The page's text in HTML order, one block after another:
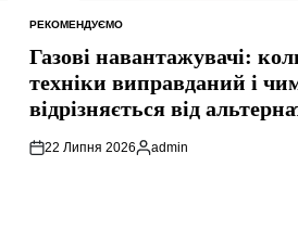
ОПУБЛІКУВАТИ
РЕКОМЕНДУЄМО
Газові навантажувачі:
техніки виправданий і
відрізняється від
22 Липня 2026
Опубліковано
admin